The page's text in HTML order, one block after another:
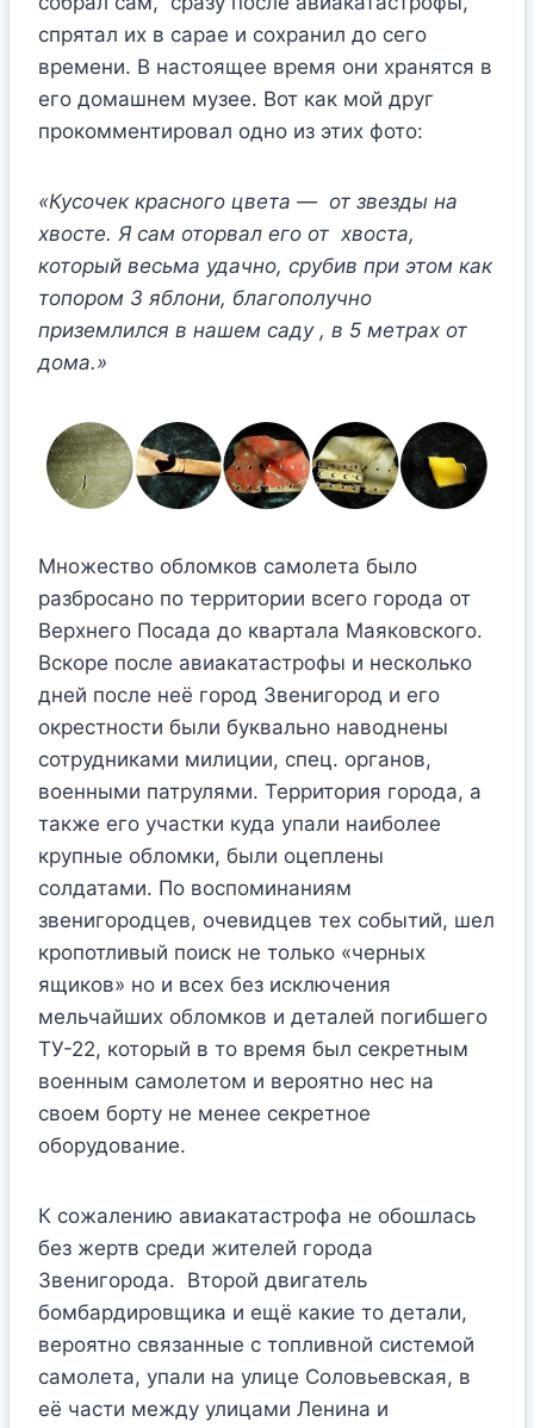
спрятал их в сарае и сохранил до сего
времени. В настоящее время они хранятся в
его домашнем музее. Вот как мой друг
прокомментировал одно из этих фото:
«Кусочек красного цвета — от звезды на
хвосте. Я сам оторвал его от хвоста,
который весьма удачно, срубив при этом как
топором 3 яблони, благополучно
приземлился в нашем саду , в 5 метрах от
дома.»
Множество обломков самолета было
разбросано по территории всего города от
Верхнего Посада до квартала Маяковского.
Вскоре после авиакатастрофы и несколько
дней после неё город Звенигород и его
окрестности были буквально наводнены
сотрудниками милиции, спец. органов,
военными патрулями. Территория города, а
также его участки куда упали наиболее
крупные обломки, были оцеплены
солдатами. По воспоминаниям
звенигородцев, очевидцев тех событий, шел
кропотливый поиск не только «черных
ящиков» но и всех без исключения
мельчайших обломков и деталей погибшего
ТУ-22, который в то время был секретным
военным самолетом и вероятно нес на
своем борту не менее секретное
оборудование.
К сожалению авиакатастрофа не обошлась
без жертв среди жителей города
Звенигорода. Второй двигатель
бомбардировщика и ещё какие то детали,
вероятно связанные с топливной системой
самолета, упали на улице Соловьевская, в
её части между улицами Ленина и